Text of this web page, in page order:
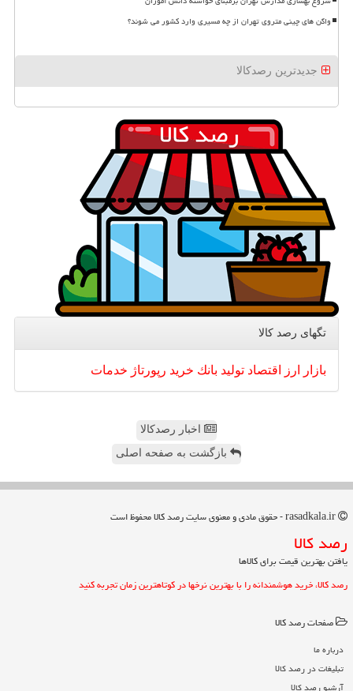
واگن های چینی متروی تهران از چه مسیری وارد کشور می شوند؟
جدیدترین رصدکالا
تگهای رصد كالا
بازار ارز اقتصاد تولید بانك خرید رپورتاژ خدمات
اخبار رصدکالا
بازگشت به صفحه اصلی
رصد كالا
یافتن بهترین قیمت برای کالاها
رصد کالا، خرید هوشمندانه را با بهترین نرخها در کوتاهترین زمان تجربه کنید
صفحات رصد كالا
درباره ما
تبلیغات در رصد كالا
آرشیو رصد كالا